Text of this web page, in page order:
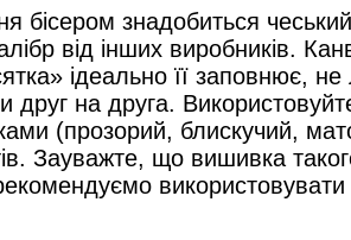
бісером знадобиться
від інших виробників.
ідеально її заповнює,
друг на друга.
(прозорий, блискучий,
Зауважте, що вишивка